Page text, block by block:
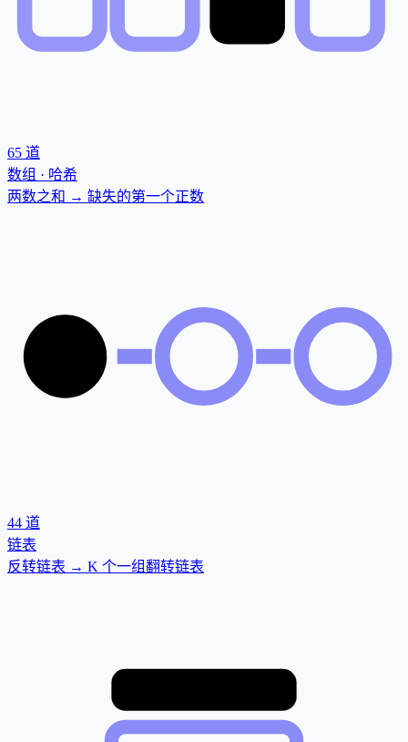
65 道
数组 · 哈希
两数之和 → 缺失的第一个正数
44 道
链表
反转链表 → K 个一组翻转链表